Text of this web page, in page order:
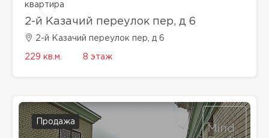
квартира
2-й Казачий переулок пер, д 6
2-й Казачий переулок пер, д 6
229 кв.м. 8 этаж
Продажа